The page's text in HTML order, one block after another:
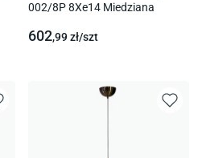
002/8P 8Xe14 Miedziana
602,99zł/szt